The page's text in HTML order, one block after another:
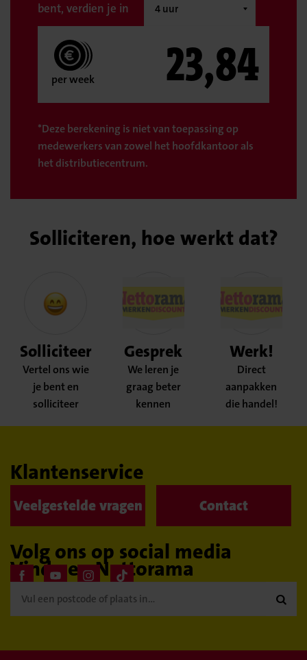
bent, verdien je in
per week 23,84
*Deze berekening is niet van toepassing op
medewerkers van zowel het hoofdkantoor als
het distributiecentrum.
Solliciteren, hoe werkt dat?
Solliciteer
Vertel ons wie
je bent en
solliciteer
Gesprek
We leren je
graag beter
kennen
Werk!
Direct
aanpakken
die handel!
Klantenservice
Veelgestelde vragen Contact
Volg ons op social media
Vind een Nettorama
